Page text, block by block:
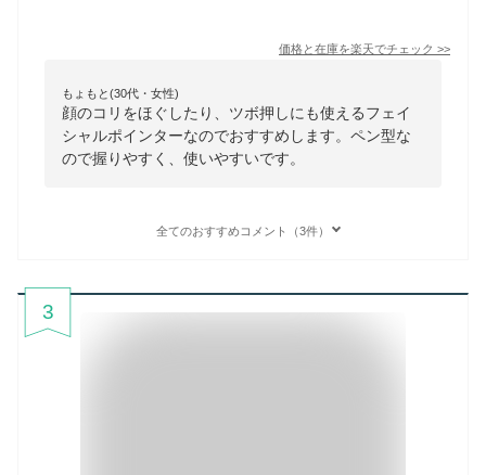
価格と在庫を楽天でチェック >>
もょもと(30代・女性)
顔のコリをほぐしたり、ツボ押しにも使えるフェイ
シャルポインターなのでおすすめします。ペン型な
ので握りやすく、使いやすいです。
全てのおすすめコメント（3件）
3